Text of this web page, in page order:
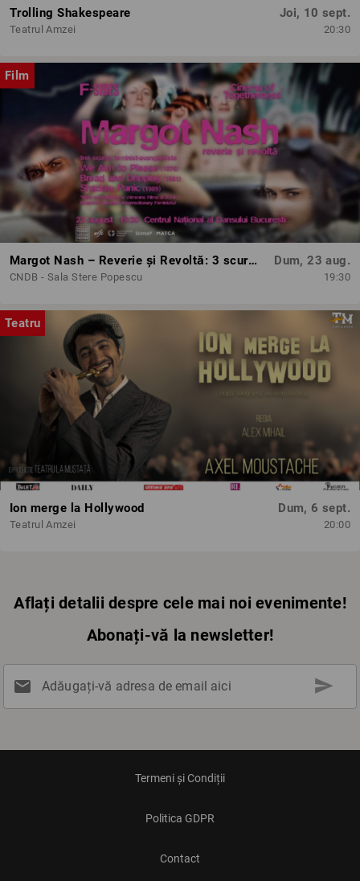
Trolling Shakespeare
Teatrul Amzei
Joi, 10 sept.
20:30
Film
Margot Nash – Reverie și Revoltă: 3 scurtmetraje feminist-avangardiste
CNDB - Sala Stere Popescu
Dum, 23 aug.
19:30
Teatru
Ion merge la Hollywood
Teatrul Amzei
Dum, 6 sept.
20:00
Aflați detalii despre cele mai noi evenimente!
Abonați-vă la newsletter!
mail Adăugați-vă adresa de email aici send
Termeni și Condiții
Politica GDPR
Contact